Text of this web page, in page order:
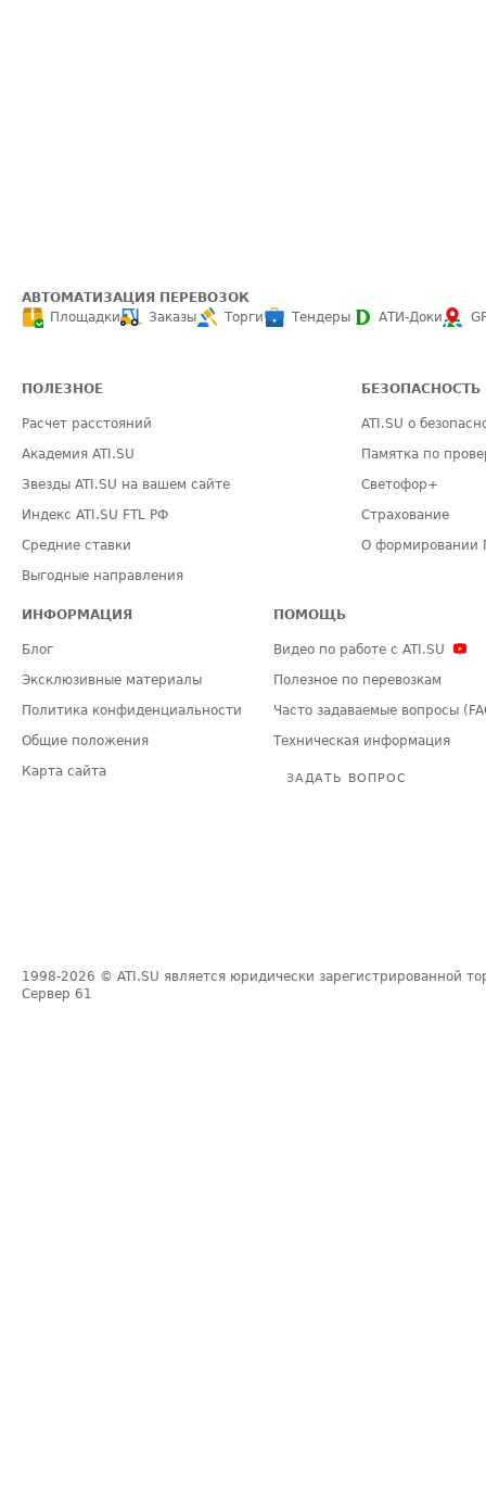
АВТОМАТИЗАЦИЯ ПЕРЕВОЗОК
Площадки
Заказы Торги Тендеры АТИ-Доки
ПОЛЕЗНОЕ
Расчет расстояний
Академия ATI.SU
Звезды ATI.SU на вашем сайте
Индекс ATI.SU FTL РФ
Средние ставки
Выгодные направления
БЕЗОПАСНОСТЬ
ATI.SU о
Памятка по
Светофор+
Страхование
О формировании
ИНФОРМАЦИЯ
Блог
Эксклюзивные материалы
Политика конфиденциальности
Общие положения
Карта сайта
ПОМОЩЬ
Видео по работе с ATI.SU
Полезное по перевозкам
Часто задаваемые вопросы
Техническая информация
ЗАДАТЬ ВОПРОС
1998-2026 © ATI.SU является юридически зарегистрированной
Сервер 61